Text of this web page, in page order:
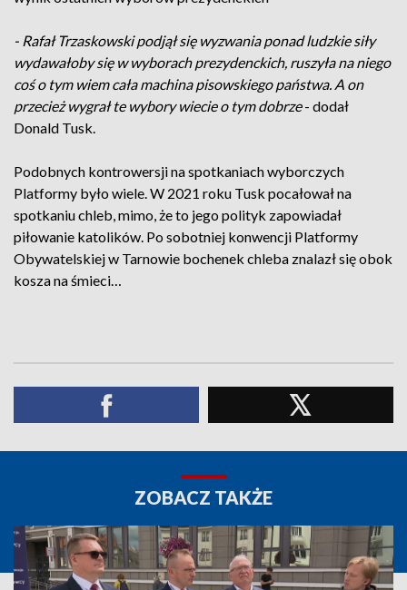
- Rafał Trzaskowski podjął się wyzwania ponad ludzkie siły
wydawałoby się w wyborach prezydenckich, ruszyła na niego
coś o tym wiem cała machina pisowskiego państwa. A on
przecież wygrał te wybory wiecie o tym dobrze- dodał
Donald Tusk.
Podobnych kontrowersji na spotkaniach wyborczych
Platformy było wiele. W 2021 roku Tusk pocałował na
spotkaniu chleb, mimo, że to jego polityk zapowiadał
piłowanie katolików. Po sobotniej konwencji Platformy
Obywatelskiej w Tarnowie bochenek chleba znalazł się obok
kosza na śmieci…
ZOBACZ TAKŻE